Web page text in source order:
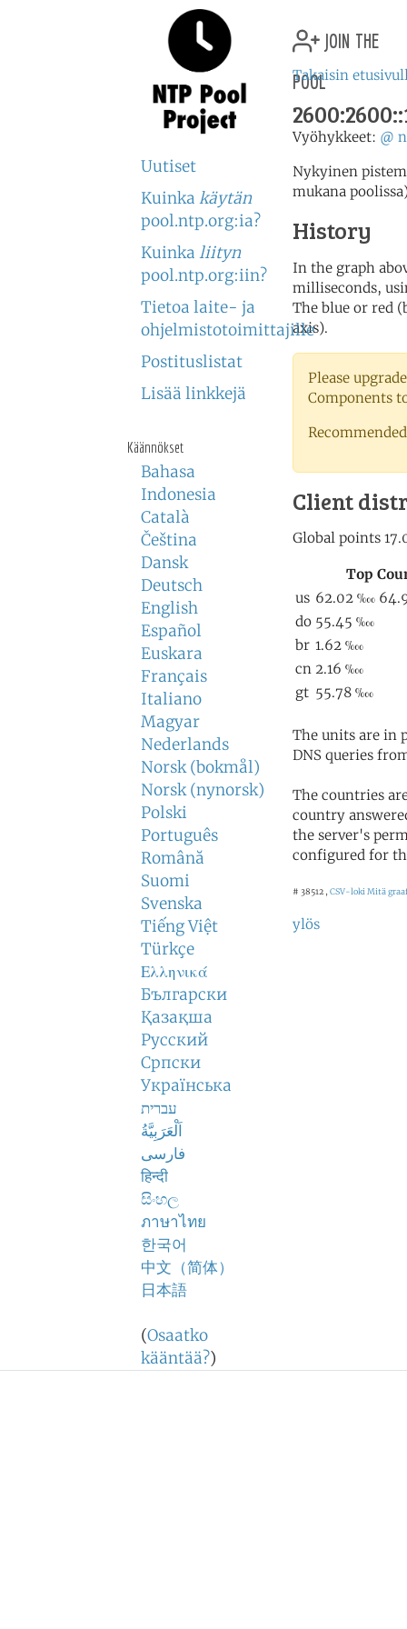
Uutiset
Kuinka käytän
pool.ntp.org:ia?
Kuinka liityn
pool.ntp.org:iin?
Tietoa laite- ja
ohjelmistotoimittajille
Postituslistat
Lisää linkkejä
Käännökset
Bahasa
Indonesia
Català
Čeština
Dansk
Deutsch
English
Español
Euskara
Français
Italiano
Magyar
Nederlands
Norsk (bokmål)
Norsk (nynorsk)
Polski
Português
Română
Suomi
Svenska
Tiếng Việt
Türkçe
Ελληνικά
Български
Қазақша
Русский
Српски
Українська
עברית
اَلْعَرَبِيَّةُ
فارسی
हिन्दी
සිංහල
ภาษาไทย
한국어
中文（简体）
日本語
(Osaatko
kääntää?)
join the
pool
Takaisin
Vyöhykkeet: @
Nykyinen
mukana
History
In the graph
milliseconds,
The blue or red
axis).
Please
Components
Client
The units are in
DNS queries
The countries
country
the server's
configured for
# 38512 , CSV-loki Mitä
ylös